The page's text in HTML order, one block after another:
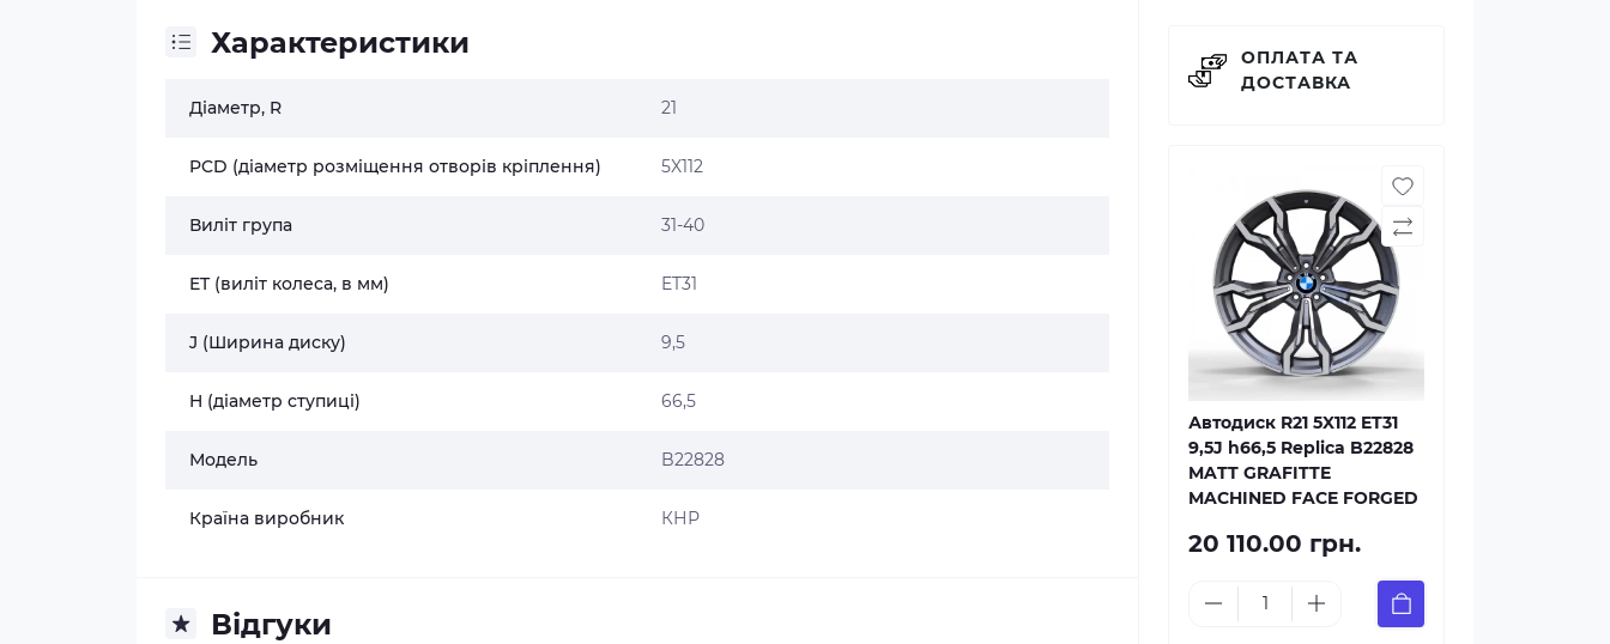
Характеристики
Діаметр, R 21
PCD (діаметр розміщення отворів кріплення) 5X112
Виліт група 31-40
ET (виліт колеса, в мм) ET31
J (Ширина диску) 9,5
H (діаметр ступиці) 66,5
Модель B22828
Країна виробник КНР
Відгуки
ОПЛАТА ТА
ДОСТАВКА
Автодиск R21 5X112 ET31
9,5J h66,5 Replica B22828
MATT GRAFITTE
MACHINED FACE FORGED
20 110.00 грн.